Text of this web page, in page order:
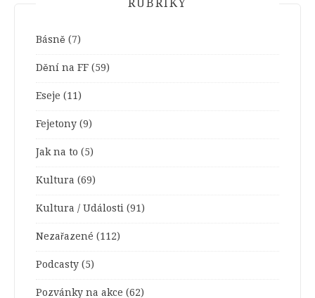
RUBRIKY
Básně (7)
Dění na FF (59)
Eseje (11)
Fejetony (9)
Jak na to (5)
Kultura (69)
Kultura / Události (91)
Nezařazené (112)
Podcasty (5)
Pozvánky na akce (62)